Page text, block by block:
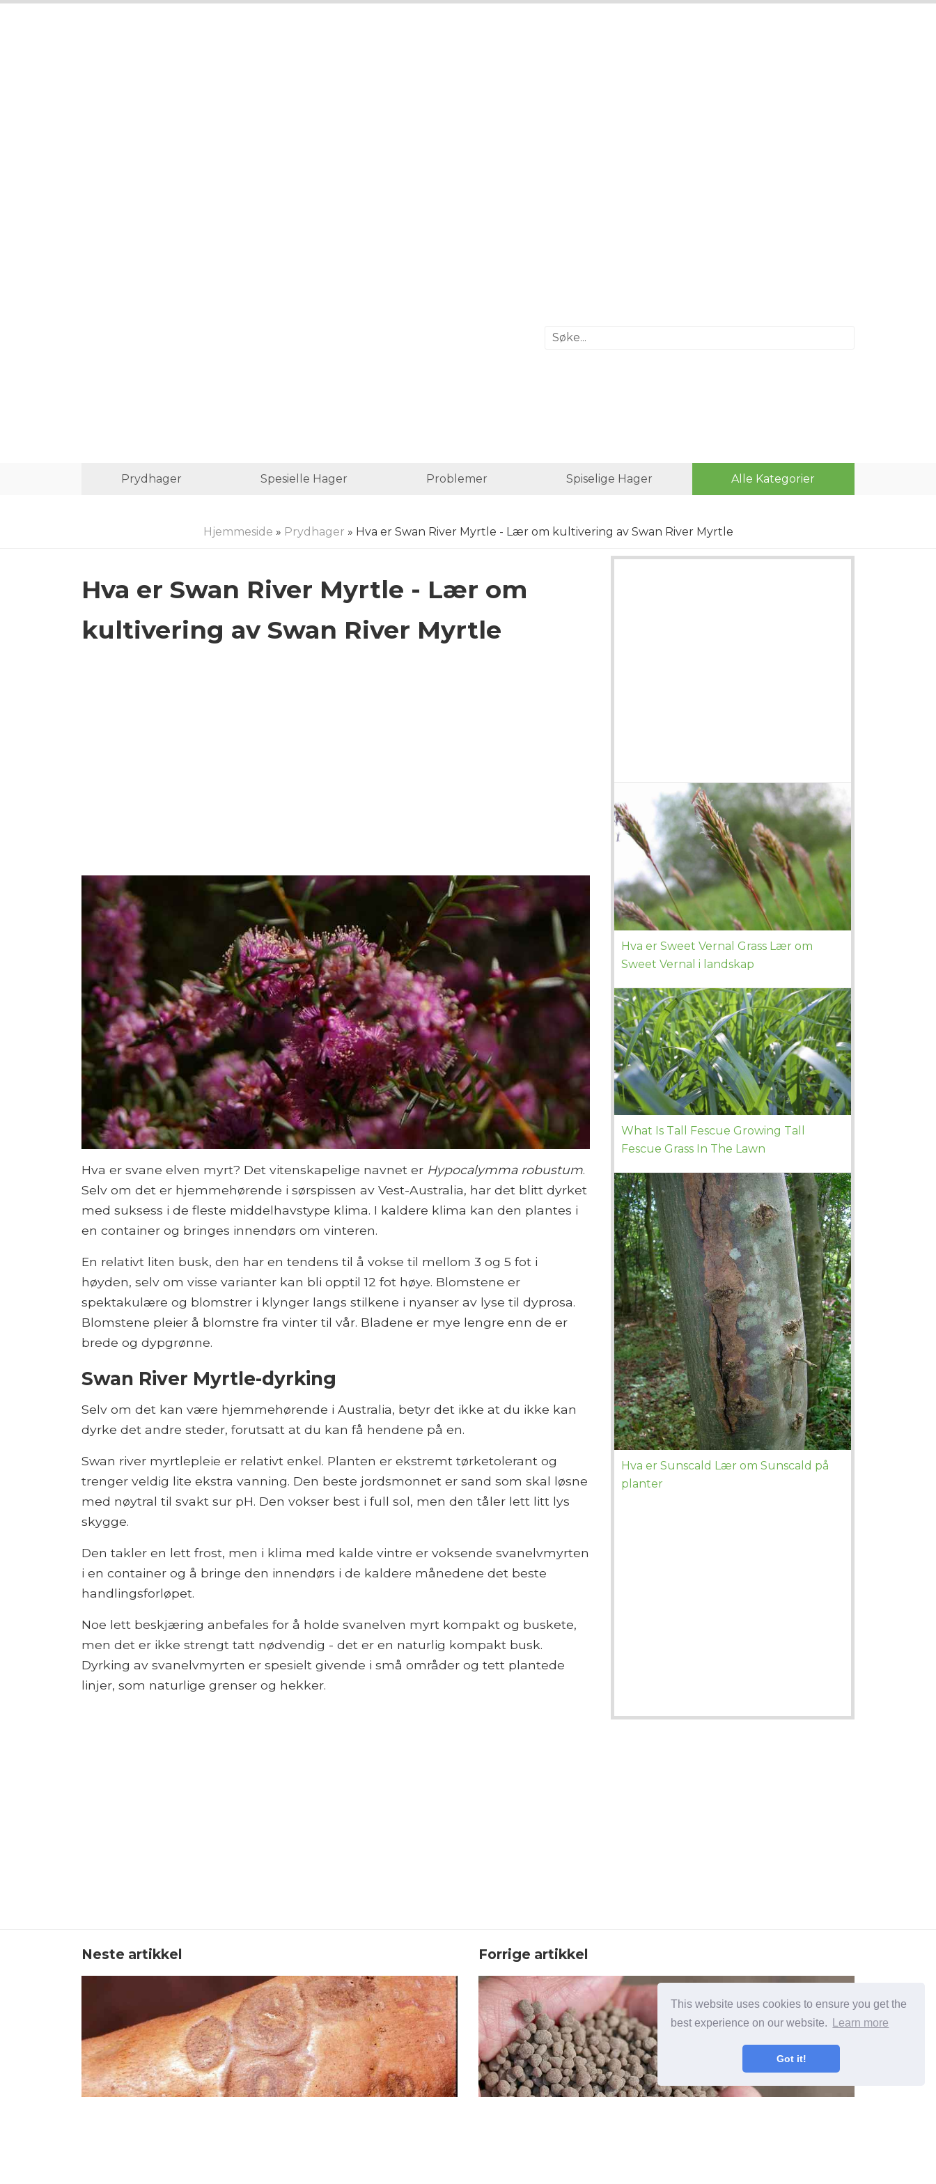
This website uses cookies to ensure you get the
best experience on our website.
Learn more
Got it!
Prydhager Spesielle Hager Problemer Spiselige Hager Alle Kategorier
Hjemmeside » Prydhager » Hva er Swan River Myrtle - Lær om kultivering av Swan River Myrtle
Hva er Swan River Myrtle - Lær om
kultivering av Swan River Myrtle
Hva er svane elven myrt? Det vitenskapelige navnet er Hypocalymma robustum.
Selv om det er hjemmehørende i sørspissen av Vest-Australia, har det blitt dyrket
med suksess i de fleste middelhavstype klima. I kaldere klima kan den plantes i
en container og bringes innendørs om vinteren.
En relativt liten busk, den har en tendens til å vokse til mellom 3 og 5 fot i
høyden, selv om visse varianter kan bli opptil 12 fot høye. Blomstene er
spektakulære og blomstrer i klynger langs stilkene i nyanser av lyse til dyprosa.
Blomstene pleier å blomstre fra vinter til vår. Bladene er mye lengre enn de er
brede og dypgrønne.
Swan River Myrtle-dyrking
Selv om det kan være hjemmehørende i Australia, betyr det ikke at du ikke kan
dyrke det andre steder, forutsatt at du kan få hendene på en.
Swan river myrtlepleie er relativt enkel. Planten er ekstremt tørketolerant og
trenger veldig lite ekstra vanning. Den beste jordsmonnet er sand som skal løsne
med nøytral til svakt sur pH. Den vokser best i full sol, men den tåler lett litt lys
skygge.
Den takler en lett frost, men i klima med kalde vintre er voksende svanelvmyrten
i en container og å bringe den innendørs i de kaldere månedene det beste
handlingsforløpet.
Noe lett beskjæring anbefales for å holde svanelven myrt kompakt og buskete,
men det er ikke strengt tatt nødvendig - det er en naturlig kompakt busk.
Dyrking av svanelvmyrten er spesielt givende i små områder og tett plantede
linjer, som naturlige grenser og hekker.
Hva er Sweet Vernal Grass Lær om
Sweet Vernal i landskap
What Is Tall Fescue Growing Tall
Fescue Grass In The Lawn
Hva er Sunscald Lær om Sunscald på
planter
Neste artikkel Forrige artikkel